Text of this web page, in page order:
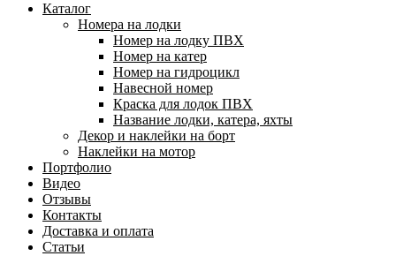
Каталог
Номера на лодки
Номер на лодку ПВХ
Номер на катер
Номер на гидроцикл
Навесной номер
Краска для лодок ПВХ
Название лодки, катера, яхты
Декор и наклейки на борт
Наклейки на мотор
Портфолио
Видео
Отзывы
Контакты
Доставка и оплата
Статьи